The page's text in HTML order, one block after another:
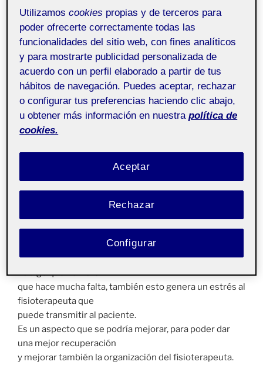
estímulo positivo y el resultado de la sesión fue mucho
mejor que los anteriores, debido a que muchos de ellos
están en un estado de animo apagado por todo lo que
han pasado y necesitan que se les estimule y les
genere una experiencia para ganar motivación y que
todos los ejercicios los puedan hacer de mejor forma
por los ánimos que consiguen. Es muy importante que
psicológicamente los pacientes estén fuertes para
poder mejorar el cuerpo.
Además, gracias a la ayuda de encuestas y
fisioterapeutas donde me han contestado con cosas
muy interesantes, algunas que yo no he podido
observar.
Los registros más importantes.
Se necesita mucho más tiempo para tratar el paciente.
Es algo que he visto
que hace mucha falta, también esto genera un estrés al
fisioterapeuta que
puede transmitir al paciente.
Es un aspecto que se podría mejorar, para poder dar
una mejor recuperación
y mejorar también la organización del fisioterapeuta.
Utilizamoscookies propias y de terceros para
poder ofrecerte correctamente todas las
funcionalidades del sitio web, con fines analíticos
y para mostrarte publicidad personalizada de
acuerdo con un perfil elaborado a partir de tus
hábitos de navegación. Puedes aceptar, rechazar
o configurar tus preferencias haciendo clic abajo,
u obtener más información en nuestra política de
cookies.
Rechazar
Aceptar
Configurar